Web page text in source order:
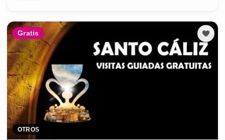
Gratis
OTROS